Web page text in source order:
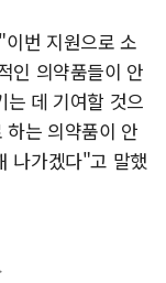
번 지원으로 소
인 의약품들이 안
는 데 기여할 것으
는 의약품이 안
나가겠다"고 말했